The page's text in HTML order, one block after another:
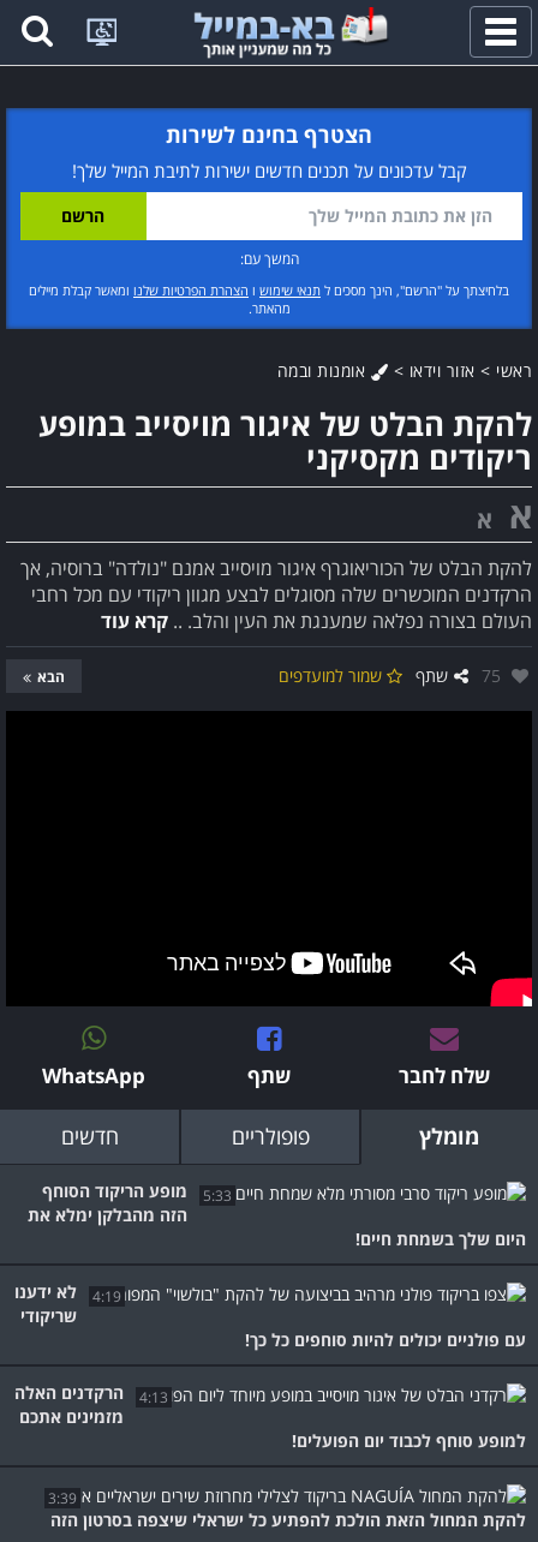
פתח
תפריט
הצטרף בחינם לשירות
קבל עדכונים על תכנים חדשים ישירות לתיבת המייל שלך!
המשך עם:
בלחיצתך על "הרשם", הינך מסכים ל תנאי שימוש ו הצהרת הפרטיות שלנו ומאשר קבלת מיילים
מהאתר.
ראשי > אזור וידאו > אומנות ובמה
להקת הבלט של איגור מויסייב במופע
ריקודים מקסיקני
א א
להקת הבלט של הכוריאוגרף איגור מויסייב אמנם "נולדה" ברוסיה, אך
הרקדנים המוכשרים שלה מסוגלים לבצע מגוון ריקודי עם מכל רחבי
העולם בצורה נפלאה שמענגת את העין והלב. .. קרא עוד
אהבו:
75 שתף שמור למועדפים הבא
שלח לחבר שתף WhatsApp
מומלץ פופולריים חדשים
5:33
מופע הריקוד הסוחף
הזה מהבלקן ימלא את
היום שלך בשמחת חיים!
4:19
לא ידענו
שריקודי
עם פולניים יכולים להיות סוחפים כל כך!
4:13
הרקדנים האלה
מזמינים אתכם
למופע סוחף לכבוד יום הפועלים!
3:39
להקת המחול הזאת הולכת להפתיע כל ישראלי שיצפה בסרטון הזה